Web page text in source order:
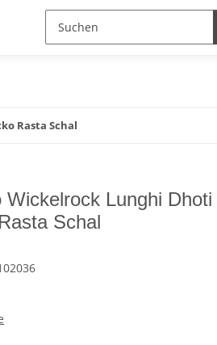
Rasta Schal
Wickelrock Lunghi
Schal